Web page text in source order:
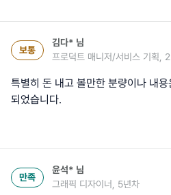
보통
김다* 님
프로덕트 매니저/서비스 기획,
특별히 돈 내고 볼만한 분량이나 내
되었습니다.
만족
윤석* 님
그래픽 디자이너, 5년차